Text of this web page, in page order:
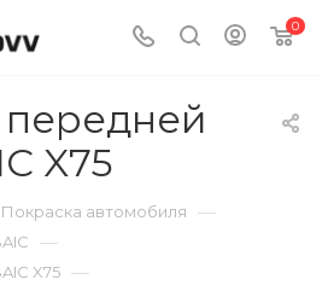
0
X75
Покраска автомобиля —
—
X75 —